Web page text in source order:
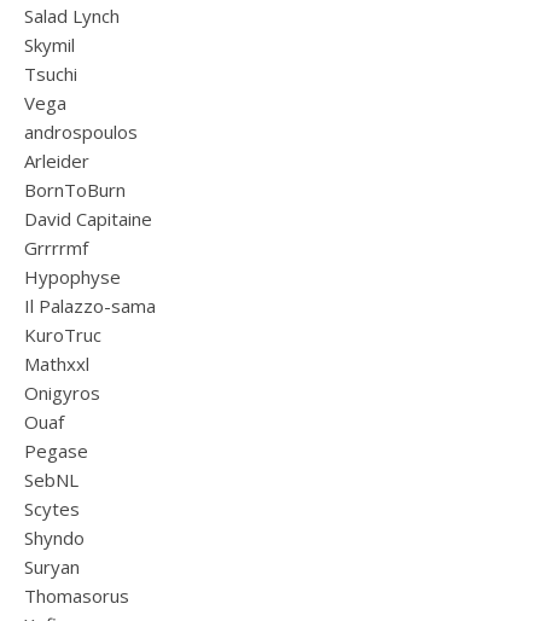
Salad Lynch
Skymil
Tsuchi
Vega
androspoulos
Arleider
BornToBurn
David Capitaine
Grrrrmf
Hypophyse
Il Palazzo-sama
KuroTruc
Mathxxl
Onigyros
Ouaf
Pegase
SebNL
Scytes
Shyndo
Suryan
Thomasorus